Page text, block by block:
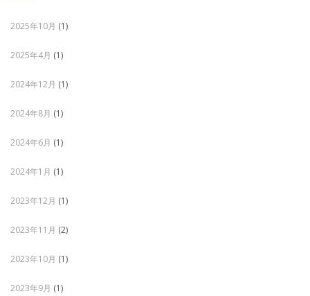
2025年10月 (1)
2025年4月 (1)
2024年12月 (1)
2024年8月 (1)
2024年6月 (1)
2024年1月 (1)
2023年12月 (1)
2023年11月 (2)
2023年10月 (1)
2023年9月 (1)